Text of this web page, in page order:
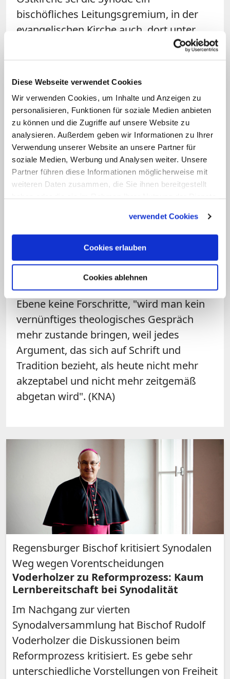
Diese Webseite verwendet Cookies
Wir verwenden Cookies, um Inhalte und Anzeigen zu
personalisieren, Funktionen für soziale Medien anbieten
zu können und die Zugriffe auf unsere Website zu
analysieren. Außerdem geben wir Informationen zu Ihrer
Verwendung unserer Website an unsere Partner für
soziale Medien, Werbung und Analysen weiter. Unsere
Partner führen diese Informationen möglicherweise mit
weiteren Daten zusammen, die Sie ihnen bereitgestellt
verwendet Cookies
Cookies erlauben
Cookies ablehnen
bischöfliches Leitungsgremium, in der
evangelischen Kirche auch, dort unter
Beratungsgremien – mit Ausnahme eines
Debatten oft durcheinander."
Ein noch grundlegenderes Problem ist
aus Voderholzers Sicht ein
"unterschiedliches
Wahrheitsverständnis". Die Lehre in der
"selbstverständlich" immer entwickelt. Es
zum Ursprung erfolgt sei und wo es zu
einer "Korruption der Lehre" gekommen
sei. Diese müssten auch heute
angewendet werden. Gebe es auf dieser
Ebene keine Forschritte, "wird man kein
vernünftiges theologisches Gespräch
mehr zustande bringen, weil jedes
Argument, das sich auf Schrift und
Tradition bezieht, als heute nicht mehr
akzeptabel und nicht mehr zeitgemäß
abgetan wird". (KNA)
Regensburger Bischof kritisiert Synodalen
Weg wegen Vorentscheidungen
Voderholzer zu Reformprozess: Kaum
Lernbereitschaft bei Synodalität
Im Nachgang zur vierten
Synodalversammlung hat Bischof Rudolf
Voderholzer die Diskussionen beim
Reformprozess kritisiert. Es gebe sehr
unterschiedliche Vorstellungen von Freiheit